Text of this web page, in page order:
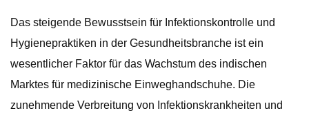
Das steigende Bewusstsein für Infektionskontrolle und
Hygienepraktiken in der Gesundheitsbranche ist ein
wesentlicher Faktor für das Wachstum des indischen
Marktes für medizinische Einweghandschuhe. Die
zunehmende Verbreitung von Infektionskrankheiten und